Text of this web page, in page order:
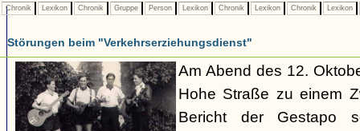
Chronik Lexikon Chronik Gruppe Person Lexikon Chronik Lexikon Chronik Lexikon
Störungen beim "Verkehrserziehungsdienst"
Am Abend des 12.
Hohe Straße zu einem
Bericht der Gestapo